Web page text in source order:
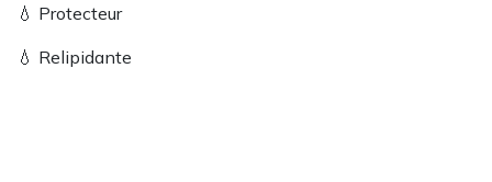
💧 Protecteur
💧 Relipidante